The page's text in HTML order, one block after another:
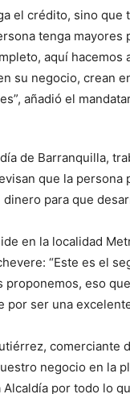
el crédito, sino
tenga
aquí
su negocio, crean
añadió el
de Barranquilla,
que la
para que
en la localidad
“Este es el
proponemos, eso
por ser una
comerciante
negocio en la
por todo lo